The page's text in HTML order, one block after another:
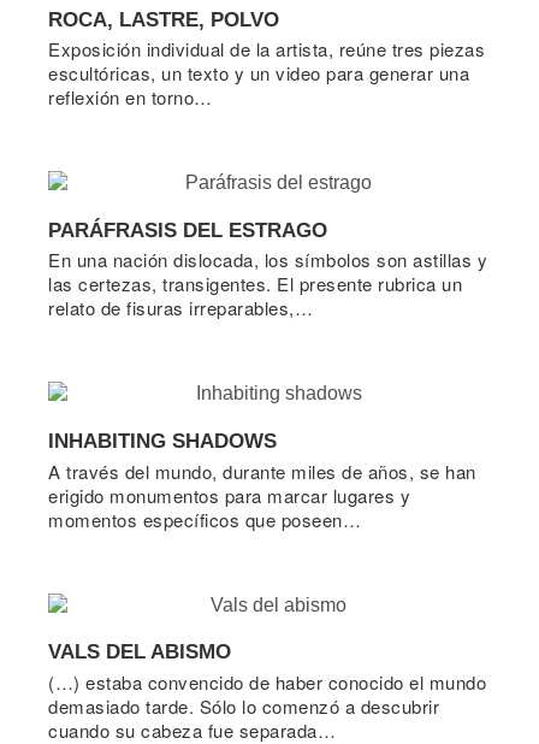
ROCA, LASTRE, POLVO
Exposición individual de la artista, reúne tres piezas
escultóricas, un texto y un video para generar una
reflexión en torno…
PARÁFRASIS DEL ESTRAGO
En una nación dislocada, los símbolos son astillas y
las certezas, transigentes. El presente rubrica un
relato de fisuras irreparables,…
INHABITING SHADOWS
A través del mundo, durante miles de años, se han
erigido monumentos para marcar lugares y
momentos específicos que poseen…
VALS DEL ABISMO
(…) estaba convencido de haber conocido el mundo
demasiado tarde. Sólo lo comenzó a descubrir
cuando su cabeza fue separada…